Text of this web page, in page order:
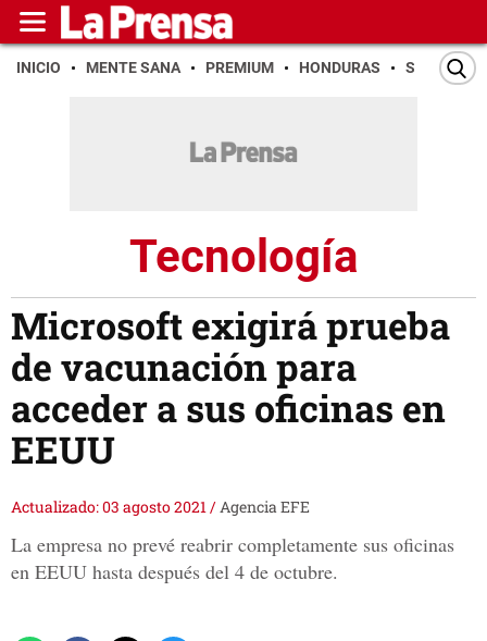
INICIO MENTE SANA PREMIUM HONDURAS SAN PEDRO
Tecnología
Microsoft exigirá prueba
de vacunación para
acceder a sus oficinas en
EEUU
Actualizado: 03 agosto 2021/Agencia EFE
La empresa no prevé reabrir completamente sus oficinas
en EEUU hasta después del 4 de octubre.